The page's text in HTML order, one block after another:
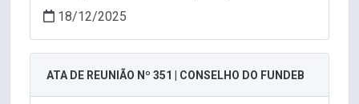
18/12/2025
ATA DE REUNIÃO Nº 351 | CONSELHO DO FUNDEB